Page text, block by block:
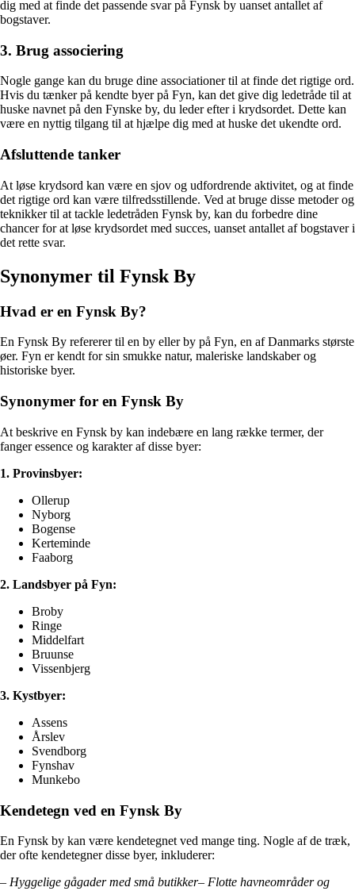
dig med at finde det passende svar på Fynsk by uanset antallet af
bogstaver.
3. Brug associering
Nogle gange kan du bruge dine associationer til at finde det rigtige ord.
Hvis du tænker på kendte byer på Fyn, kan det give dig ledetråde til at
huske navnet på den Fynske by, du leder efter i krydsordet. Dette kan
være en nyttig tilgang til at hjælpe dig med at huske det ukendte ord.
Afsluttende tanker
At løse krydsord kan være en sjov og udfordrende aktivitet, og at finde
det rigtige ord kan være tilfredsstillende. Ved at bruge disse metoder og
teknikker til at tackle ledetråden Fynsk by, kan du forbedre dine
chancer for at løse krydsordet med succes, uanset antallet af bogstaver i
det rette svar.
Synonymer til Fynsk By
Hvad er en Fynsk By?
En Fynsk By refererer til en by eller by på Fyn, en af Danmarks største
øer. Fyn er kendt for sin smukke natur, maleriske landskaber og
historiske byer.
Synonymer for en Fynsk By
At beskrive en Fynsk by kan indebære en lang række termer, der
fanger essence og karakter af disse byer:
1. Provinsbyer:
Ollerup
Nyborg
Bogense
Kerteminde
Faaborg
2. Landsbyer på Fyn:
Broby
Ringe
Middelfart
Bruunse
Vissenbjerg
3. Kystbyer:
Assens
Årslev
Svendborg
Fynshav
Munkebo
Kendetegn ved en Fynsk By
En Fynsk by kan være kendetegnet ved mange ting. Nogle af de træk,
der ofte kendetegner disse byer, inkluderer:
– Hyggelige gågader med små butikker– Flotte havneområder og